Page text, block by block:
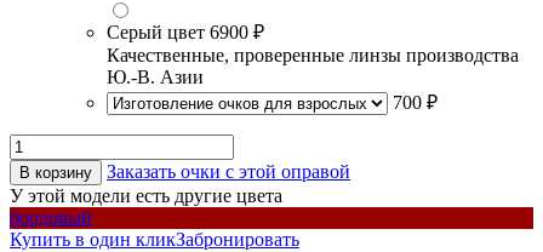
Серый цвет 6900 ₽
Качественные, проверенные линзы производства
Ю.-В. Азии
700 ₽
В корзину
Заказать очки с этой оправой
У этой модели есть другие цвета
бордовый
Купить в один кликЗабронировать